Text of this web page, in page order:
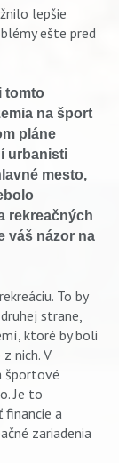
lepšie
ešte pred
tomto
na šport
pláne
urbanisti
mesto,
rekreačných
váš názor na
To by
strane,
ktoré by boli
nich. V
športové
Je to
financie a
zariadenia